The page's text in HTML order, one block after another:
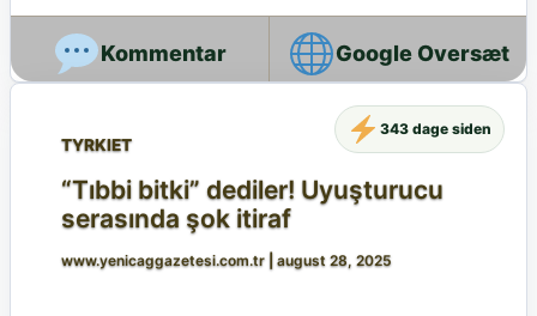
Google Oversæt
TYRKIET
“Tıbbi bitki” dediler! Uyuşturucu
serasında şok itiraf
www.yenicaggazetesi.com.tr august 28, 2025
343 dage siden